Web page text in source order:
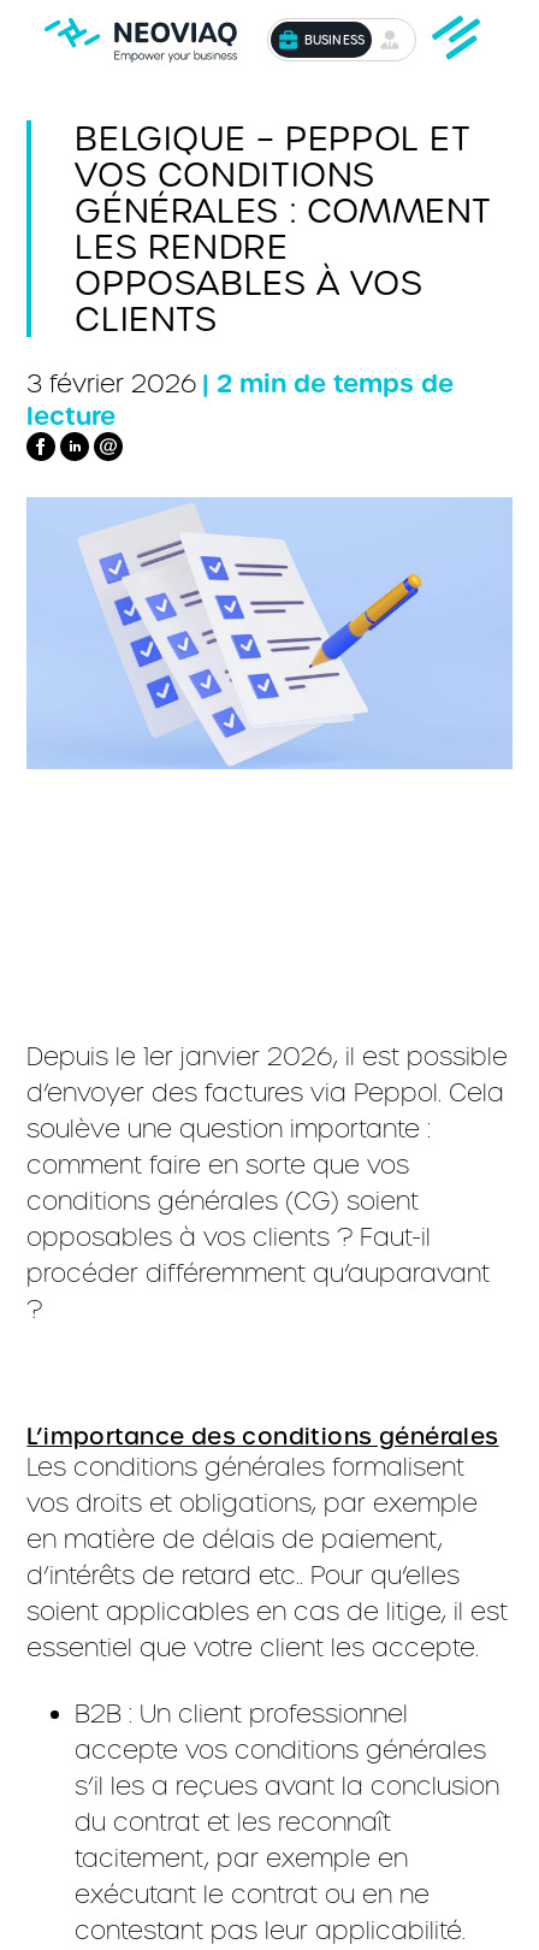
BUSINESS
BELGIQUE – PEPPOL ET
VOS CONDITIONS
GÉNÉRALES : COMMENT
LES RENDRE
OPPOSABLES À VOS
CLIENTS
3 février 2026 | 2 min de temps de
lecture
Depuis le 1er janvier 2026, il est possible
d’envoyer des factures via Peppol. Cela
soulève une question importante :
comment faire en sorte que vos
conditions générales (CG) soient
opposables à vos clients ? Faut-il
procéder différemment qu’auparavant
?
L’importance des conditions générales
Les conditions générales formalisent
vos droits et obligations, par exemple
en matière de délais de paiement,
d’intérêts de retard etc.. Pour qu’elles
soient applicables en cas de litige, il est
essentiel que votre client les accepte.
B2B : Un client professionnel
accepte vos conditions générales
s’il les a reçues avant la conclusion
du contrat et les reconnaît
tacitement, par exemple en
exécutant le contrat ou en ne
contestant pas leur applicabilité.